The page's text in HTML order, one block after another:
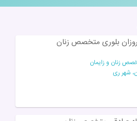
بلوری متخصص زنان
زنان و زایمان
شهر ری